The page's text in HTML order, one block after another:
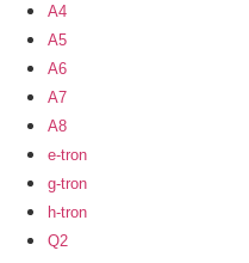
A4
A5
A6
A7
A8
e-tron
g-tron
h-tron
Q2